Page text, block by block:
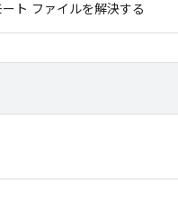
ト ファイルを解決する